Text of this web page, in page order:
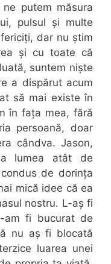
putem măsura
pulsul și multe
dar nu știm
și cu toate că
suntem niște
a dispărut acum
să mai existe în
în fața mea, fără
persoană, doar
cândva. Jason,
lumea atât de
de dorința
mică idee că ea
nostru. L-aș fi
am fi bucurat de
nu aș fi blocată
luarea unei